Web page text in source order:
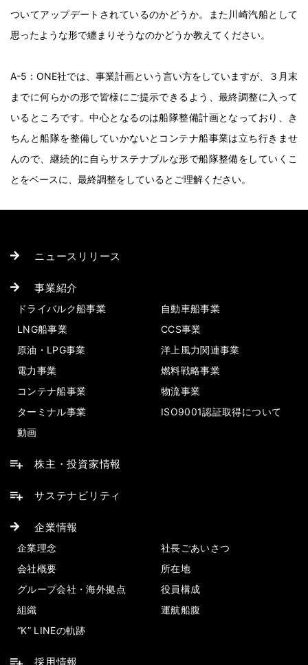
ついてアップデートされているのかどうか。また川崎汽船として
思ったような形で纏まりそうなのかどうか教えてください。
A-5：ONE社では、事業計画という言い方をしていますが、３月末
までに何らかの形で皆様にご提示できるよう、最終調整に入って
いるところです。中心となるのは船隊整備計画となっており、き
ちんと船隊を整備していかないとコンテナ船事業は立ち行きませ
んので、継続的に自らサステナブルな形で船隊整備をしていくこ
とをベースに、最終調整をしているとご理解ください。
ニュースリリース
事業紹介
ドライバルク船事業
自動車船事業
LNG船事業
CCS事業
原油・LPG事業
洋上風力関連事業
電力事業
燃料戦略事業
コンテナ船事業
物流事業
ターミナル事業
ISO9001認証取得について
動画
株主・投資家情報
サステナビリティ
企業情報
企業理念
社長ごあいさつ
会社概要
所在地
グループ会社・海外拠点
役員構成
組織
運航船腹
“K” LINEの軌跡
採用情報